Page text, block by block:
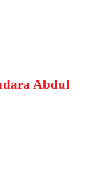
Abdul